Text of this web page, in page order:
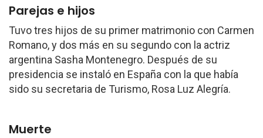
Parejas e hijos
Tuvo tres hijos de su primer matrimonio con Carmen
Romano, y dos más en su segundo con la actriz
argentina Sasha Montenegro. Después de su
presidencia se instaló en España con la que había
sido su secretaria de Turismo, Rosa Luz Alegría.
Muerte